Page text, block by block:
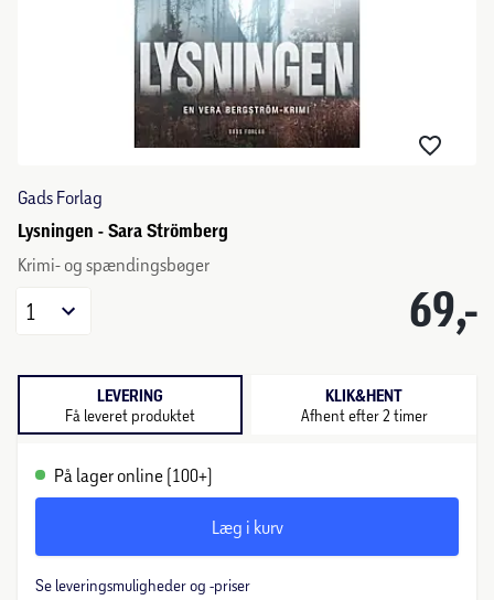
Gads Forlag
Lysningen - Sara Strömberg
Krimi- og spændingsbøger
69,-
1
LEVERING
Få leveret produktet
KLIK&HENT
Afhent efter 2 timer
På lager online (100+)
Læg i kurv
Se leveringsmuligheder og -priser